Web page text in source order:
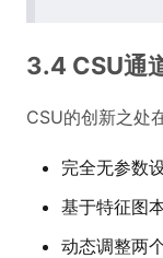
3.4 CSU通
CSU的创新之处
完全无参数
基于特征图
动态调整两